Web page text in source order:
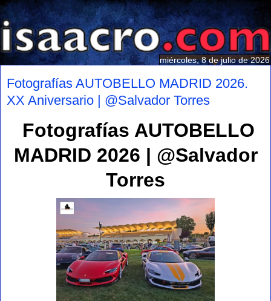
miércoles, 8 de julio de 2026
Fotografías AUTOBELLO MADRID 2026.
XX Aniversario | @Salvador Torres
Fotografías AUTOBELLO
MADRID 2026 | @Salvador
Torres